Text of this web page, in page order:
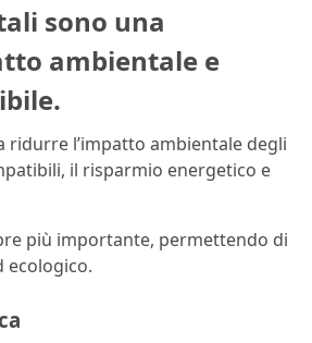
sono una
ambientale e
l’impatto ambientale degli
il risparmio energetico e
più importante, permettendo di
ecologico.